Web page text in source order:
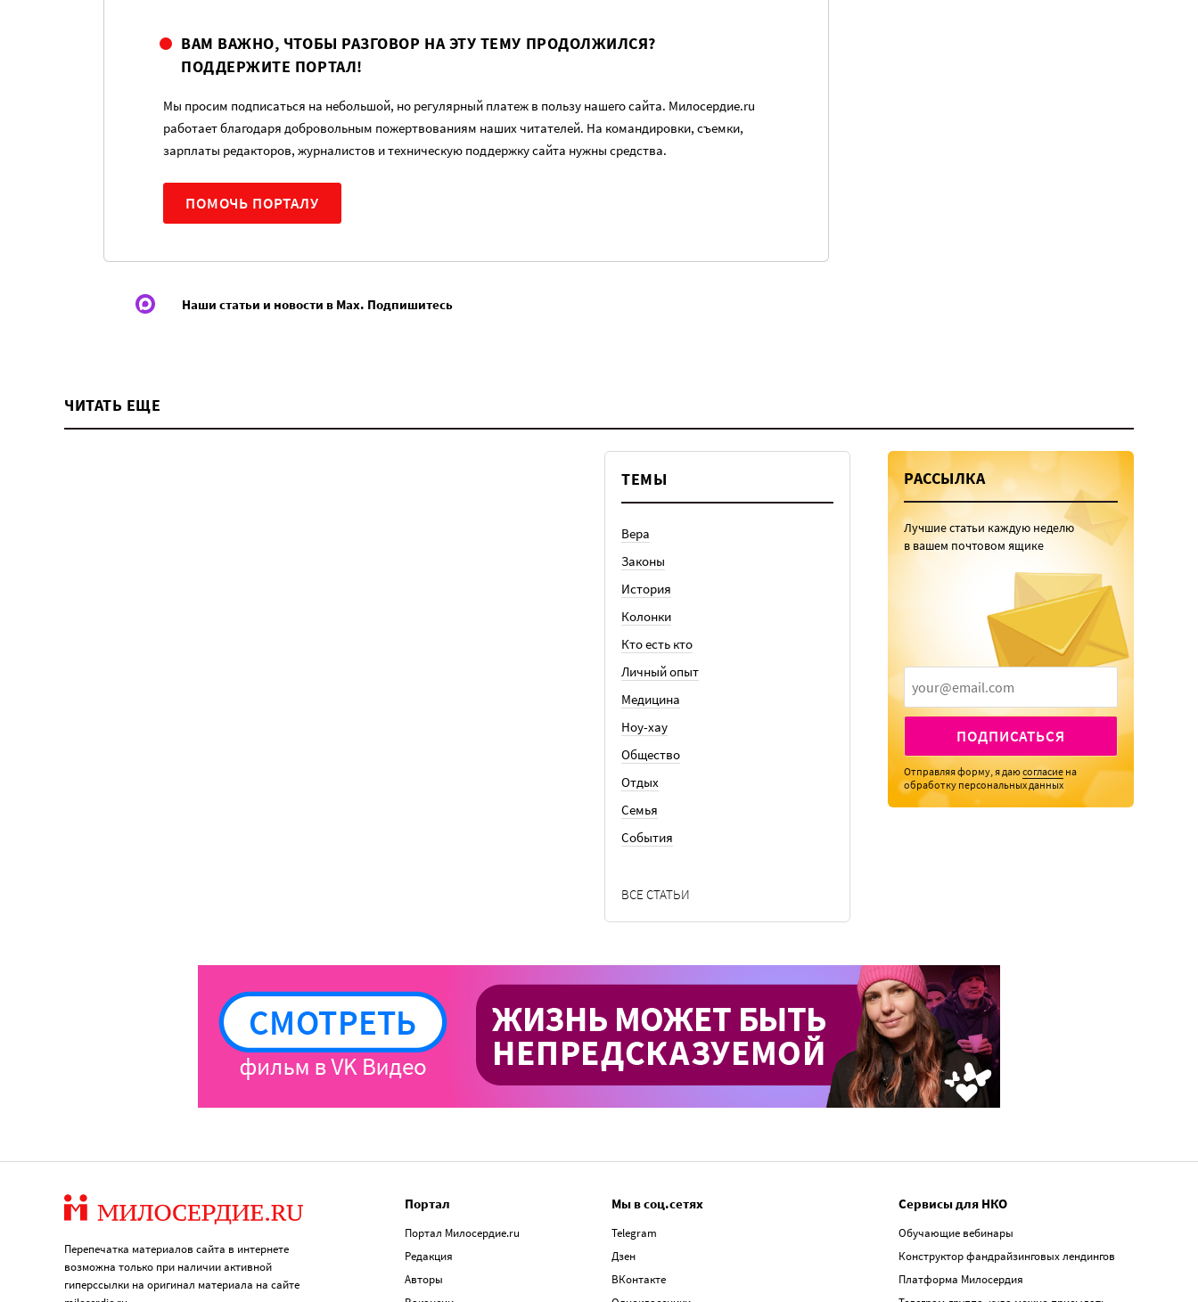
ВАМ ВАЖНО, ЧТОБЫ РАЗГОВОР НА ЭТУ ТЕМУ ПРОДОЛЖИЛСЯ?
ПОДДЕРЖИТЕ ПОРТАЛ!
Мы просим подписаться на небольшой, но регулярный платеж в пользу нашего сайта. Милосердие.ru
работает благодаря добровольным пожертвованиям наших читателей. На командировки, съемки,
зарплаты редакторов, журналистов и техническую поддержку сайта нужны средства.
ПОМОЧЬ ПОРТАЛУ
Наши статьи и новости в Max. Подпишитесь
ЧИТАТЬ ЕЩЕ
ТЕМЫ
Вера
Законы
История
Колонки
Кто есть кто
Личный опыт
Медицина
Ноу-хау
Общество
Отдых
Семья
События
ВСЕ СТАТЬИ
РАССЫЛКА
Лучшие статьи каждую неделю
в вашем почтовом ящике
ПОДПИСАТЬСЯ
Отправляя форму, я даюсогласие на
обработку персональных данных
Перепечатка материалов сайта в интернете
возможна только при наличии активной
гиперссылки на оригинал материала на сайте
Портал
Портал Милосердие.ru
Редакция
Авторы
Мы в соц.сетях
Telegram
Дзен
ВКонтакте
Сервисы для НКО
Обучающие вебинары
Конструктор фандрайзинговых лендингов
Платформа Милосердия